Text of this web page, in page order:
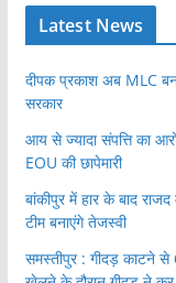
Latest News
दीपक प्रकाश अब MLC बन
सरकार
आय से ज्यादा संपत्ति का
EOU की छापेमारी
बांकीपुर में हार के बाद
टीम बनाएंगे तेजस्वी
समस्तीपुर : गीदड़ काटने से